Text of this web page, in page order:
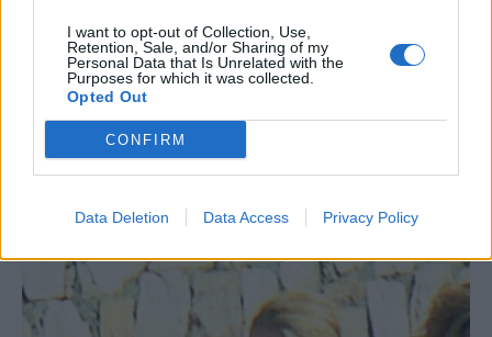
I want to opt-out of Collection, Use,
Retention, Sale, and/or Sharing of my
Personal Data that Is Unrelated with the
Purposes for which it was collected.
Opted Out
CONFIRM
Data Deletion Data Access Privacy Policy